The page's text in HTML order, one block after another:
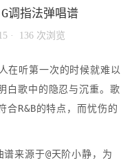
调指法弹唱谱
· 136 次浏览
在听第一次的时候就难以
白歌中的隐忍与沉重。歌
合R&B的特点，而忧伤的
来源于@天阶小静，为